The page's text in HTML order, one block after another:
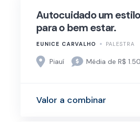
Autocuidado um
para o bem estar.
EUNICE CARVALHO PALESTRA
Piauí Média de R$
Valor a combinar